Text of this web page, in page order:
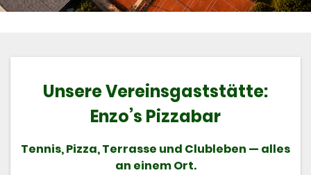
Unsere Vereinsgaststätte:
Enzo’s Pizzabar
Tennis, Pizza, Terrasse und Clubleben — alles
an einem Ort.